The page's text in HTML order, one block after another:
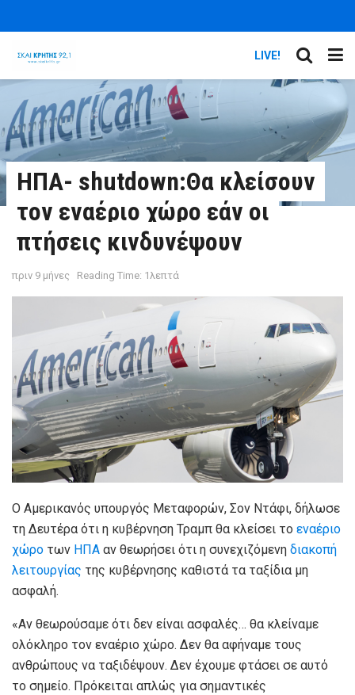
LIVE!
ΗΠΑ- shutdown:Θα κλείσουν
τον εναέριο χώρο εάν οι
πτήσεις κινδυνέψουν
πριν 9 μήνες Reading Time: 1λεπτά
Ο Αμερικανός υπουργός Μεταφορών, Σον Ντάφι, δήλωσε
τη Δευτέρα ότι η κυβέρνηση Τραμπ θα κλείσει το εναέριο
χώρο των ΗΠΑ αν θεωρήσει ότι η συνεχιζόμενη διακοπή
λειτουργίας της κυβέρνησης καθιστά τα ταξίδια μη
ασφαλή.
«Αν θεωρούσαμε ότι δεν είναι ασφαλές… θα κλείναμε
ολόκληρο τον εναέριο χώρο. Δεν θα αφήναμε τους
ανθρώπους να ταξιδέψουν. Δεν έχουμε φτάσει σε αυτό
το σημείο. Πρόκειται απλώς για σημαντικές